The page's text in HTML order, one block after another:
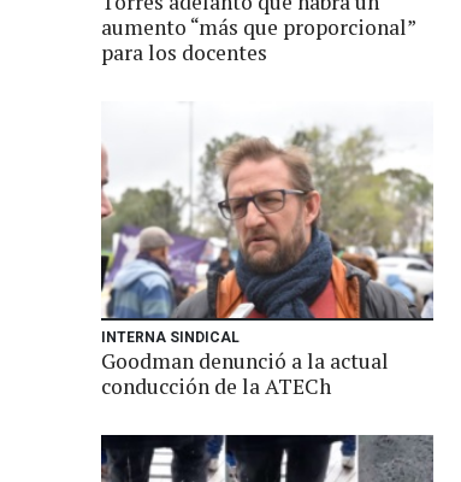
aumento “más que proporcional”
para los docentes
INTERNA SINDICAL
Goodman denunció a la actual
conducción de la ATECh